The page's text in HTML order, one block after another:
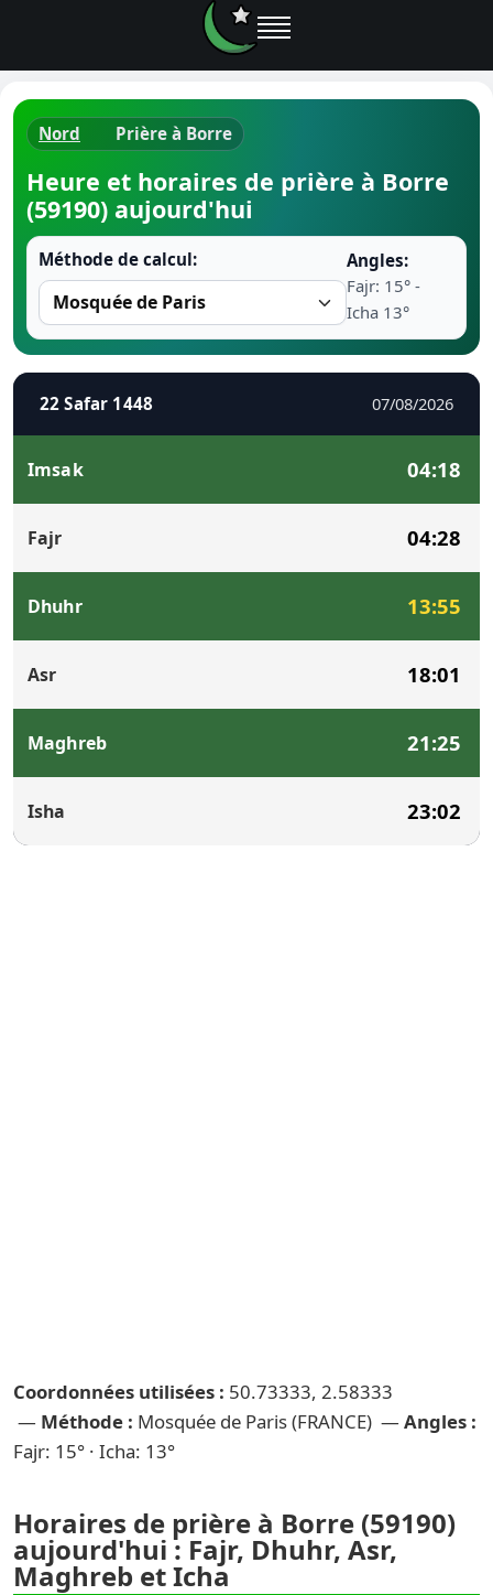
Ramadan
Comment
Nord Prière à Borre
Heure et horaires de prière à Borre
(59190) aujourd'hui
Méthode de calcul:
Angles:
Fajr: 15° -
Icha 13°
22 Safar 1448 07/08/2026
Imsak 04:18
Fajr 04:28
Dhuhr 13:55
Asr 18:01
Maghreb 21:25
Isha 23:02
Coordonnées utilisées : 50.73333, 2.58333
— Méthode : Mosquée de Paris (FRANCE) — Angles :
Fajr: 15° · Icha: 13°
Horaires de prière à Borre (59190)
aujourd'hui : Fajr, Dhuhr, Asr,
Maghreb et Icha